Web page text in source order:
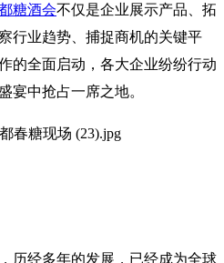
糖酒会不仅是企业展示产品、拓
行业趋势、捕捉商机的关键平
的全面启动，各大企业纷纷行动
宴中抢占一席之地。
历经多年的发展，已经成为全球